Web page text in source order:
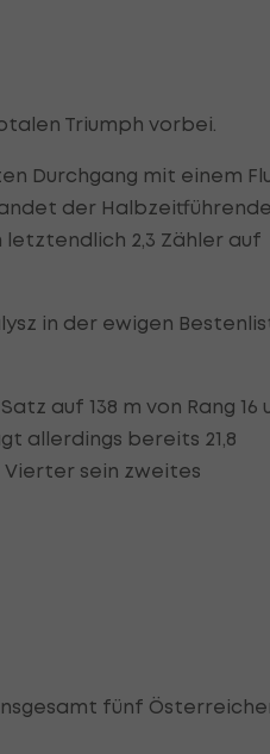
Triumph vorbei.
Durchgang mit einem
der
letztendlich 2,3 Zähler auf
in der ewigen
auf 138 m von Rang 16
allerdings bereits 21,8
Vierter sein zweites
fünf